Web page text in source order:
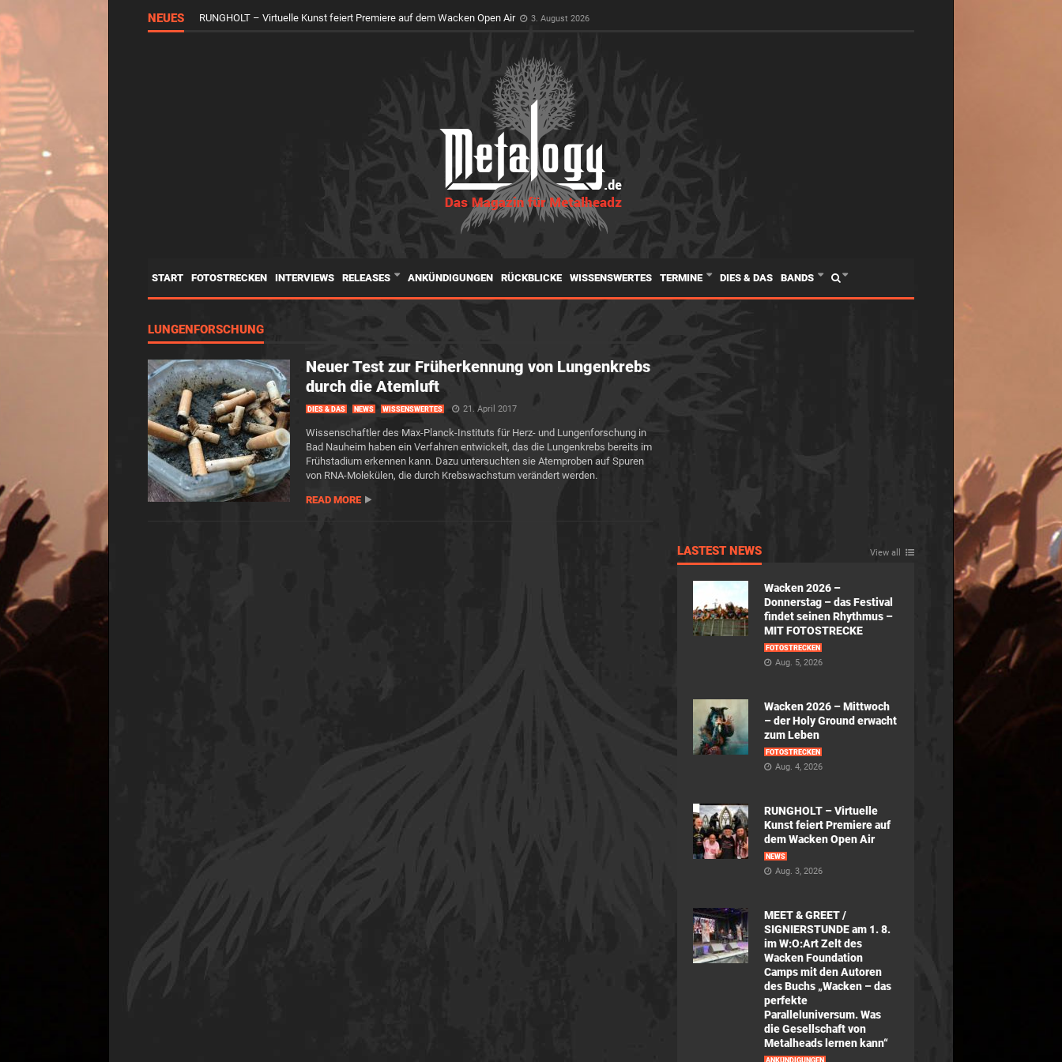
NEUES RUNGHOLT – Virtuelle Kunst feiert Premiere auf dem Wacken Open Air 3. August 2026
START FOTOSTRECKEN INTERVIEWS RELEASES ANKÜNDIGUNGEN RÜCKBLICKE WISSENSWERTES TERMINE DIES & DAS BANDS
LUNGENFORSCHUNG
Neuer Test zur Früherkennung von Lungenkrebs
durch die Atemluft
DIES & DAS NEWS WISSENSWERTES 21. April 2017
Wissenschaftler des Max-Planck-Instituts für Herz- und Lungenforschung in
Bad Nauheim haben ein Verfahren entwickelt, das die Lungenkrebs bereits im
Frühstadium erkennen kann. Dazu untersuchten sie Atemproben auf Spuren
von RNA-Molekülen, die durch Krebswachstum verändert werden.
READ MORE
LASTEST NEWS View all
Wacken 2026 –
Donnerstag – das Festival
findet seinen Rhythmus –
MIT FOTOSTRECKE
FOTOSTRECKEN
Aug. 5, 2026
Wacken 2026 – Mittwoch
– der Holy Ground erwacht
zum Leben
FOTOSTRECKEN
Aug. 4, 2026
RUNGHOLT – Virtuelle
Kunst feiert Premiere auf
dem Wacken Open Air
NEWS
Aug. 3, 2026
MEET & GREET /
SIGNIERSTUNDE am 1. 8.
im W:O:Art Zelt des
Wacken Foundation
Camps mit den Autoren
des Buchs „Wacken – das
perfekte
Paralleluniversum. Was
die Gesellschaft von
Metalheads lernen kann“
ANKÜNDIGUNGEN